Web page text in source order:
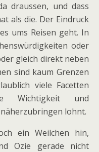
draussen, und dass
als die. Der Eindruck
ums Reisen geht. In
oder
gleich direkt neben
sind kaum Grenzen
viele Facetten
Wichtigkeit und
lohnt.
ein Weilchen hin,
Ozie gerade nicht